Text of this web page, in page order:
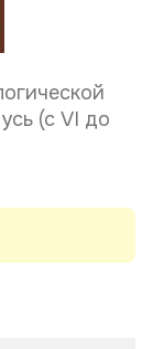
(с VI до